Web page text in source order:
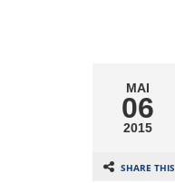
MAI
06
2015
SHARE THIS